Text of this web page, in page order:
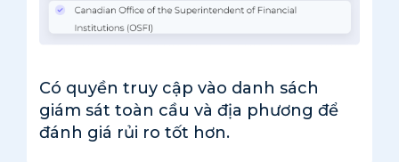
Có quyền truy cập vào danh sách
giám sát toàn cầu và địa phương để
đánh giá rủi ro tốt hơn.